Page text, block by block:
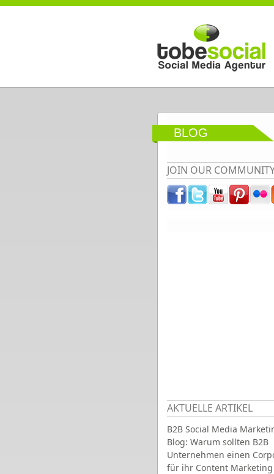
Direkt zum Inhalt
BLOG
JOIN OUR
AKTUELLE ARTIKEL
B2B Social Media
Blog: Warum sollten B2B
Unternehmen einen
für ihr Content Marketing